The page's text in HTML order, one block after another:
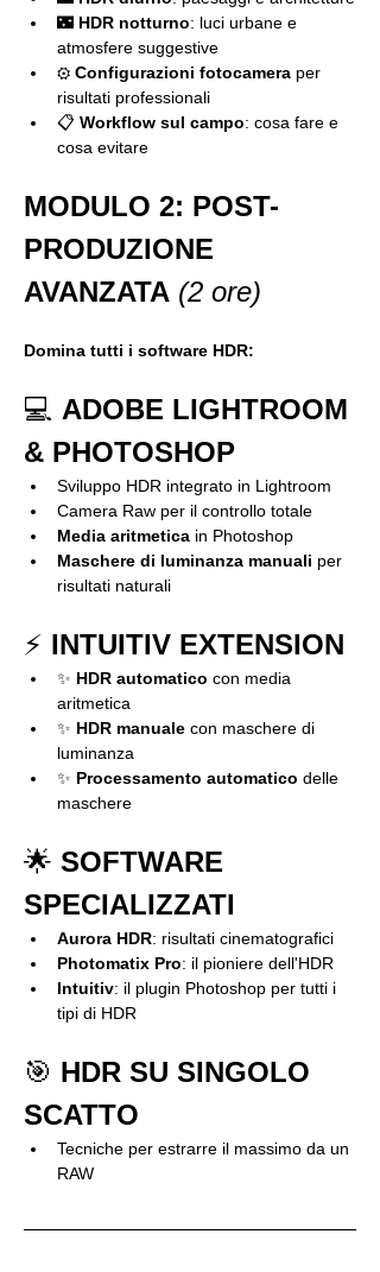
🌃 HDR notturno: luci urbane e
atmosfere suggestive
⚙️ Configurazioni fotocamera per
risultati professionali
📋 Workflow sul campo: cosa fare e
cosa evitare
MODULO 2: POST-
PRODUZIONE
AVANZATA (2 ore)
Domina tutti i software HDR:
💻 ADOBE LIGHTROOM
& PHOTOSHOP
Sviluppo HDR integrato in Lightroom
Camera Raw per il controllo totale
Media aritmetica in Photoshop
Maschere di luminanza manuali per
risultati naturali
⚡ INTUITIV EXTENSION
✨ HDR automatico con media
aritmetica
✨ HDR manuale con maschere di
luminanza
✨ Processamento automatico delle
maschere
🌟 SOFTWARE
SPECIALIZZATI
Aurora HDR: risultati cinematografici
Photomatix Pro: il pioniere dell'HDR
Intuitiv: il plugin Photoshop per tutti i
tipi di HDR
🎯 HDR SU SINGOLO
SCATTO
Tecniche per estrarre il massimo da un
RAW